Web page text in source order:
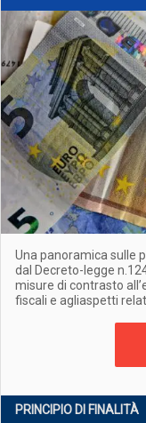
Una panoramica sulle
dal Decreto-legge
misure di contrasto
fiscali e agliaspetti
PRINCIPIO DI FINALITÀ